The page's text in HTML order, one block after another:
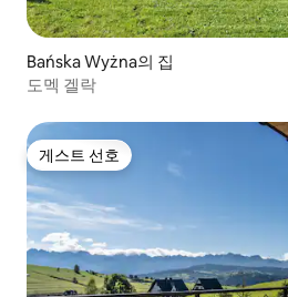
Bańska Wyżna의 집
도멕 겔락
게스트 선호
게스트 선호